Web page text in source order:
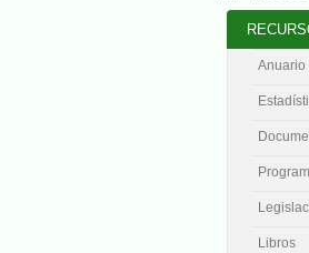
Anuario
Libros